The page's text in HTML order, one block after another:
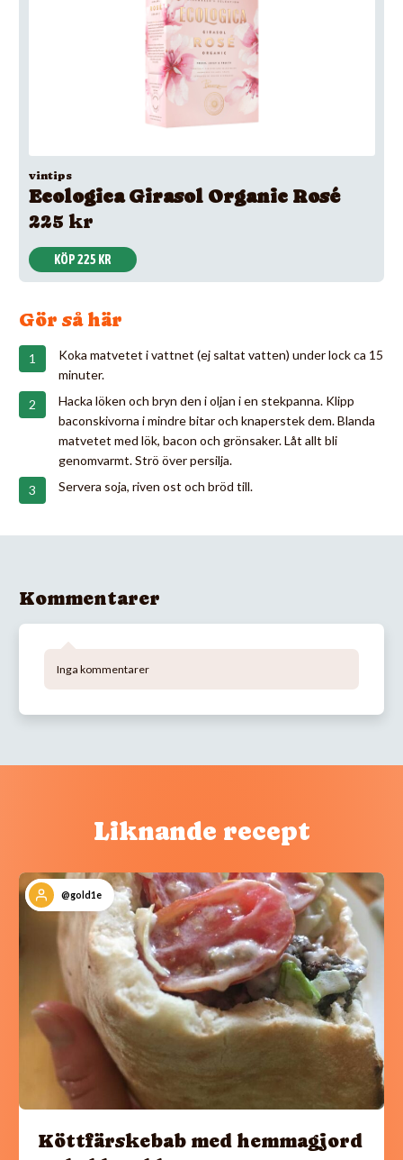
vintips
Ecologica Girasol Organic Rosé
225 kr
KÖP 225 KR
Gör så här
Koka matvetet i vattnet (ej saltat vatten) under lock ca 15
minuter.
Hacka löken och bryn den i oljan i en stekpanna. Klipp
baconskivorna i mindre bitar och knaperstek dem. Blanda
matvetet med lök, bacon och grönsaker. Låt allt bli
genomvarmt. Strö över persilja.
Servera soja, riven ost och bröd till.
Kommentarer
Inga kommentarer
Liknande recept
@gold1e
Köttfärskebab med hemmagjord